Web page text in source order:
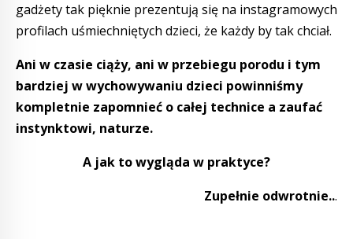
gadżety tak pięknie prezentują się na instagramowych
profilach uśmiechniętych dzieci, że każdy by tak chciał.
Ani w czasie ciąży, ani w przebiegu porodu i tym
bardziej w wychowywaniu dzieci powinniśmy
kompletnie zapomnieć o całej technice a zaufać
instynktowi, naturze.
A jak to wygląda w praktyce?
Zupełnie odwrotnie...